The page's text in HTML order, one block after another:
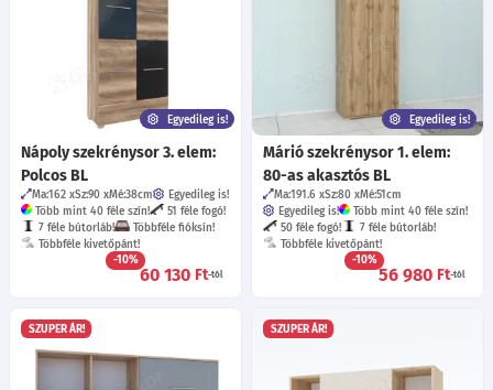
Egyedileg is!
Nápoly szekrénysor 3. elem:
Polcos BL
Ma:162 Sz:90 Mé:38cm
Egyedileg is!
Több mint 40 féle szín!
51 féle fogó!
7 féle bútorláb!
Többféle fióksín!
Többféle kivetőpánt!
-10%
60 130 Ft-tól
Egyedileg is!
Márió szekrénysor 1. elem:
80-as akasztós BL
Ma:191.6 Sz:80 Mé:51cm
Egyedileg is!
Több mint 40 féle szín!
50 féle fogó!
7 féle bútorláb!
Többféle kivetőpánt!
-10%
56 980 Ft-tól
SZUPER ÁR! SZUPER ÁR!